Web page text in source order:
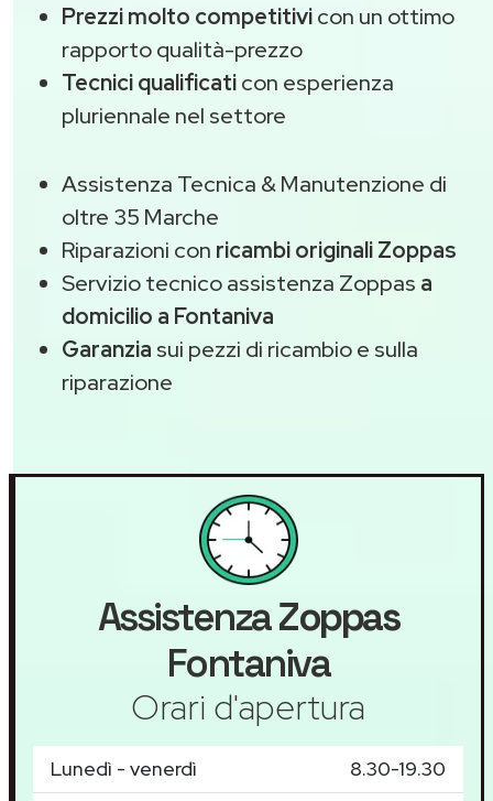
Prezzi molto competitivicon un ottimo
rapporto qualità-prezzo
Tecnici qualificaticon esperienza
pluriennale nel settore
Assistenza Tecnica & Manutenzione di
oltre 35 Marche
Riparazioni con ricambi originali Zoppas
Servizio tecnico assistenza Zoppas a
domicilio a Fontaniva
Garanzia sui pezzi di ricambio e sulla
riparazione
AssistenzaZoppas
Fontaniva
Orari d'apertura
Lunedì - venerdì 8.30-19.30